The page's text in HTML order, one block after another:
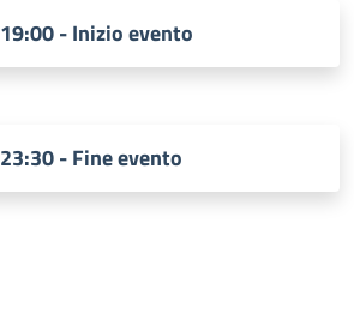
19:00 - Inizio evento
23:30 - Fine evento